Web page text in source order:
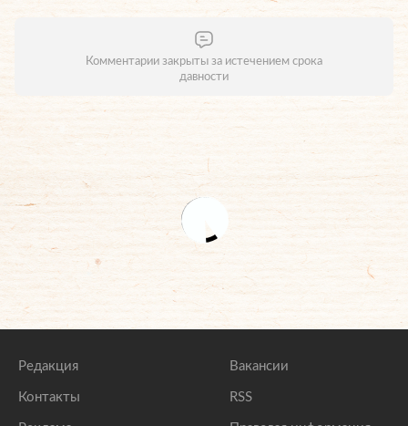
Комментарии закрыты за истечением срока
давности
Редакция
Контакты
Вакансии
RSS